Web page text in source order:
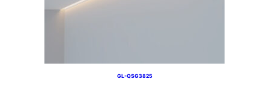
GL-QSG3825